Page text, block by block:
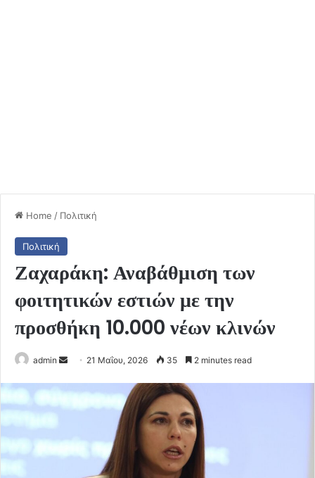
Home / Πολιτική
Πολιτική
Ζαχαράκη: Αναβάθμιση των
φοιτητικών εστιών με την
προσθήκη 10.000 νέων κλινών
admin
Send
email
21 Μαΐου, 2026 35 2 minutes read